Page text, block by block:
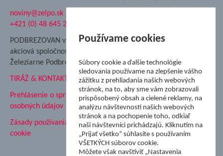
noviny@zelpo.sk
+421 (0) 48 645 2711
PODBREZOVAN vydáva
akciová spoločnosť
Železiarne Podbrezová
TIRÁŽ & KONTAKT
Prehlásenie o spracovaní
osobných údajov
Zásady používania súborov
cookie
Nadácia Železiarne
ŽP Informatika s.r.o.
ŠK Železiarne Podbrezová
Tále a.s.
Používame cookies
Súbory cookie a ďalšie technológie
sledovania používame na zlepšenie vášho
zážitku z prehliadania našich webových
stránok, na to, aby sme vám zobrazovali
prispôsobený obsah a cielené reklamy, na
analýzu návštevnosti našich webových
stránok a na pochopenie toho, odkiaľ
naši návštevníci prichádzajú. Kliknutím na
„Prijať všetko” súhlasíte s používaním
VŠETKÝCH súborov cookie.
Môžete však navštíviť „Nastavenia